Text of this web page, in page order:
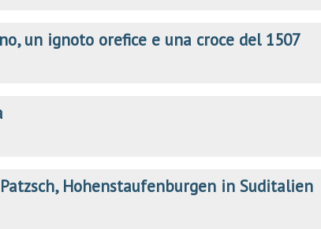
un ignoto orefice e una croce del 1507
Hohenstaufenburgen in Suditalien